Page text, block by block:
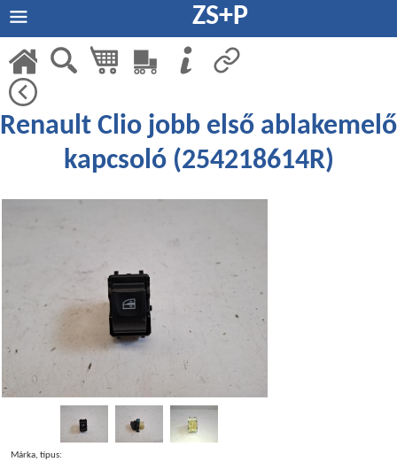
ZS+P
Renault Clio jobb első ablakemelő
kapcsoló (254218614R)
Márka, típus: